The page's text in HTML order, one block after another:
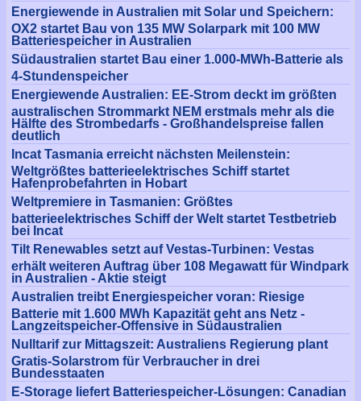
Energiewende in Australien mit Solar und Speichern:
OX2 startet Bau von 135 MW Solarpark mit 100 MW
Batteriespeicher in Australien
Südaustralien startet Bau einer 1.000-MWh-Batterie als
4-Stundenspeicher
Energiewende Australien: EE-Strom deckt im größten
australischen Strommarkt NEM erstmals mehr als die
Hälfte des Strombedarfs - Großhandelspreise fallen
deutlich
Incat Tasmania erreicht nächsten Meilenstein:
Weltgrößtes batterieelektrisches Schiff startet
Hafenprobefahrten in Hobart
Weltpremiere in Tasmanien: Größtes
batterieelektrisches Schiff der Welt startet Testbetrieb
bei Incat
Tilt Renewables setzt auf Vestas-Turbinen: Vestas
erhält weiteren Auftrag über 108 Megawatt für Windpark
in Australien - Aktie steigt
Australien treibt Energiespeicher voran: Riesige
Batterie mit 1.600 MWh Kapazität geht ans Netz -
Langzeitspeicher-Offensive in Südaustralien
Nulltarif zur Mittagszeit: Australiens Regierung plant
Gratis-Solarstrom für Verbraucher in drei
Bundesstaaten
E-Storage liefert Batteriespeicher-Lösungen: Canadian